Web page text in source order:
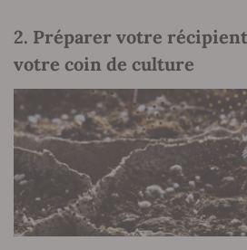
2. Préparer votre
votre coin de culture